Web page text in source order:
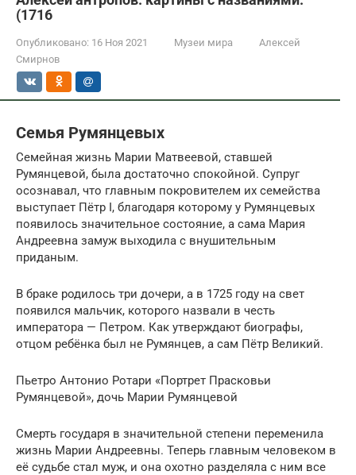
(1716
Опубликовано: 16 Ноя 2021 Музеи мира
Алексей
Смирнов
Семья Румянцевых
Семейная жизнь Марии Матвеевой, ставшей
Румянцевой, была достаточно спокойной. Супруг
осознавал, что главным покровителем их семейства
выступает Пётр I, благодаря которому у Румянцевых
появилось значительное состояние, а сама Мария
Андреевна замуж выходила с внушительным
приданым.
В браке родилось три дочери, а в 1725 году на свет
появился мальчик, которого назвали в честь
императора — Петром. Как утверждают биографы,
отцом ребёнка был не Румянцев, а сам Пётр Великий.
Пьетро Антонио Ротари «Портрет Прасковьи
Румянцевой», дочь Марии Румянцевой
Смерть государя в значительной степени переменила
жизнь Марии Андреевны. Теперь главным человеком в
её судьбе стал муж, и она охотно разделяла с ним все